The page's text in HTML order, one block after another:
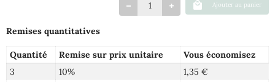
Ajouter au panier
Remises quantitatives
Quantité Remise sur prix unitaire
Vous économisez
3
10%
1,35 €